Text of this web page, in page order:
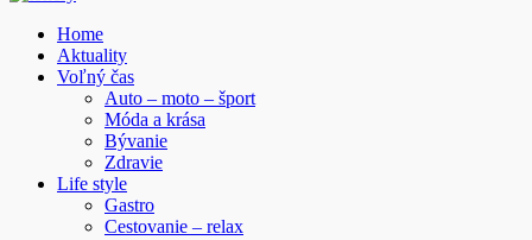
Home
Aktuality
Voľný čas
Auto – moto – šport
Móda a krása
Bývanie
Zdravie
Life style
Gastro
Cestovanie – relax